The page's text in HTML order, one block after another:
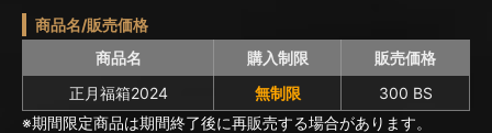
商品名/販売価格
商品名
購入制限
販売価格
正月福箱2024
無制限
300 BS
※期間限定商品は期間終了後に再販売する場合があります。